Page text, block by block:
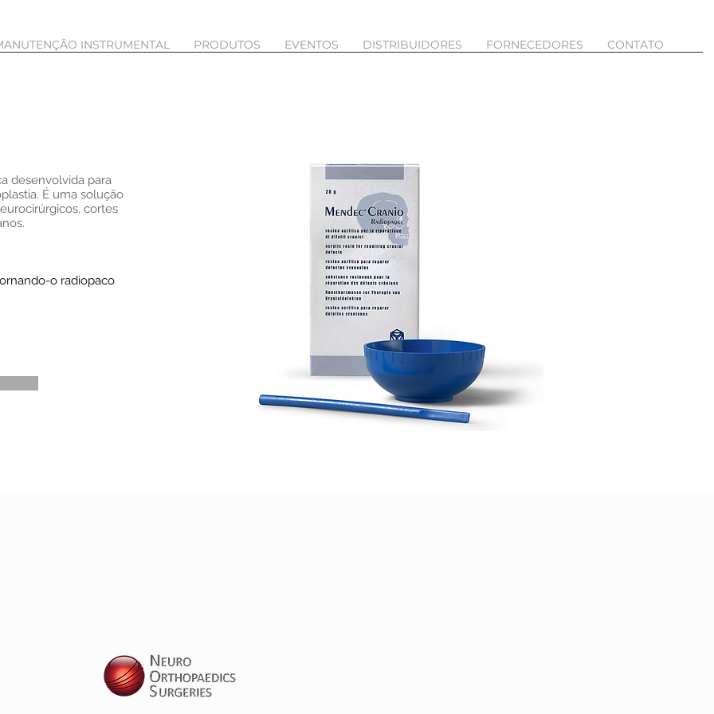
INSTRUMENTAL PRODUTOS EVENTOS DISTRIBUIDORES FORNECEDORES CONTATO
desenvolvida para
É uma solução
cortes
o radiopaco